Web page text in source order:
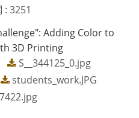
: 3251
Adding Color to
3D Printing
S__344125_0.jpg
students_work.JPG